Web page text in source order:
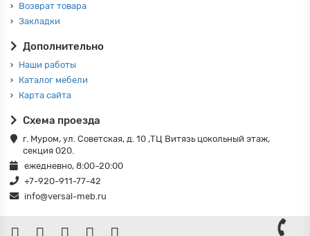
Возврат товара
Закладки
Дополнительно
Наши работы
Каталог мебели
Карта сайта
Схема проезда
г. Муром, ул. Советская, д. 10 ,ТЦ Витязь цокольный этаж,
секция 020.
ежедневно, 8:00–20:00
+7-920-911-77-42
info@versal-meb.ru